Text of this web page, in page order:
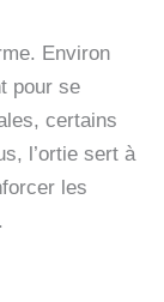
Environ
pour se
certains
l’ortie sert à
les